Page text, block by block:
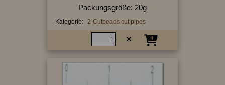
Packungsgröße: 20g
Kategorie: 2-Cutbeads cut pipes